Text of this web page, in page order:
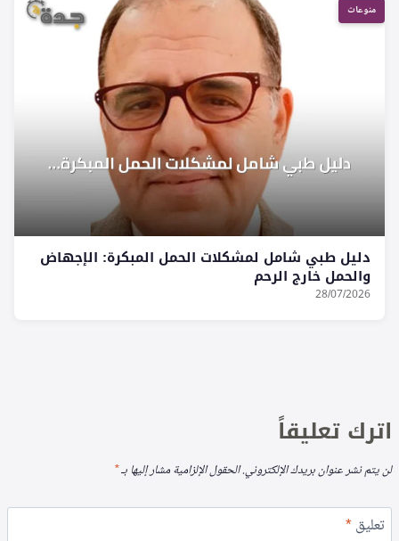
منوعات
دليل طبي شامل لمشكلات الحمل المبكرة: الإجهاض
والحمل خارج الرحم
28/07/2026
اترك تعليقاً
لن يتم نشر عنوان بريدك الإلكتروني.الحقول الإلزامية مشار إليها بـ*
تعليق*